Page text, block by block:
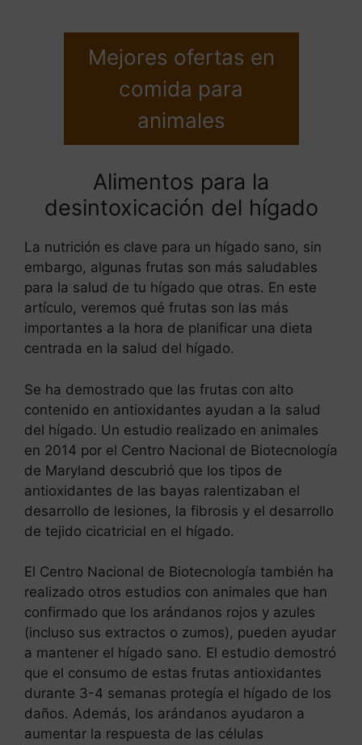
Mejores ofertas en
comida para
animales
Alimentos para la
desintoxicación del hígado
La nutrición es clave para un hígado sano, sin
embargo, algunas frutas son más saludables
para la salud de tu hígado que otras. En este
artículo, veremos qué frutas son las más
importantes a la hora de planificar una dieta
centrada en la salud del hígado.
Se ha demostrado que las frutas con alto
contenido en antioxidantes ayudan a la salud
del hígado. Un estudio realizado en animales
en 2014 por el Centro Nacional de Biotecnología
de Maryland descubrió que los tipos de
antioxidantes de las bayas ralentizaban el
desarrollo de lesiones, la fibrosis y el desarrollo
de tejido cicatricial en el hígado.
El Centro Nacional de Biotecnología también ha
realizado otros estudios con animales que han
confirmado que los arándanos rojos y azules
(incluso sus extractos o zumos), pueden ayudar
a mantener el hígado sano. El estudio demostró
que el consumo de estas frutas antioxidantes
durante 3-4 semanas protegía el hígado de los
daños. Además, los arándanos ayudaron a
aumentar la respuesta de las células